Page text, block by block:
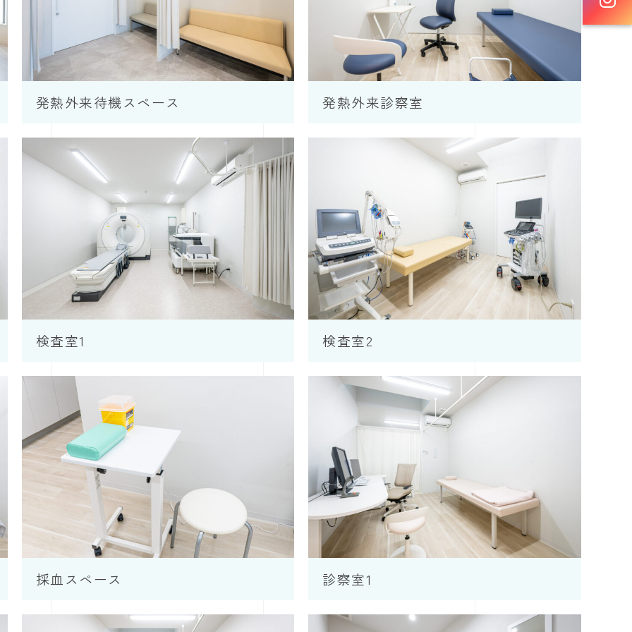
発熱外来待機スペース 発熱外来診察室
検査室1 検査室2
採血スペース 診察室1